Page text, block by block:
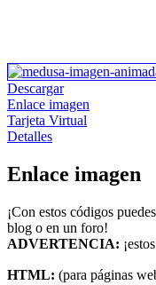
Descargar
Enlace imagen
Tarjeta Virtual
Detalles
Enlace imagen
¡Con estos códigos
blog o en un foro!
ADVERTENCIA:
HTML: (para páginas